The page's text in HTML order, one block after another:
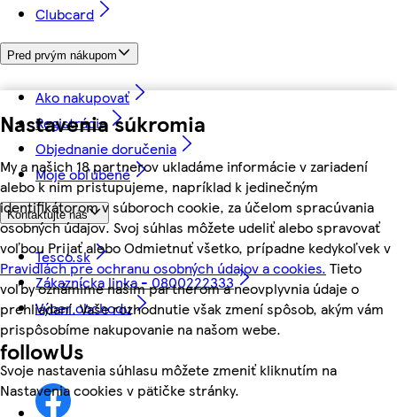
Nastavenia súkromia
My a našich 18 partnerov ukladáme informácie v zariadení
alebo k nim pristupujeme, napríklad k jedinečným
identifikátorom v súboroch cookie, za účelom spracúvania
osobných údajov. Svoj súhlas môžete udeliť alebo spravovať
voľbou Prijať alebo Odmietnuť všetko, prípadne kedykoľvek v
Pravidlách pre ochranu osobných údajov a cookies. Tieto
voľby oznámime našim partnerom a neovplyvnia údaje o
prehliadaní. Vaše rozhodnutie však zmení spôsob, akým vám
prispôsobíme nakupovanie na našom webe.
Svoje nastavenia súhlasu môžete zmeniť kliknutím na
Nastavenia cookies v pätičke stránky.
Clubcard
Pred prvým nákupom
Ako nakupovať
Registrácia
Objednanie doručenia
Moje obľúbené
Kontaktujte nás
Tesco.sk
Zákaznícka linka - 0800222333
Výber obchodu
followUs